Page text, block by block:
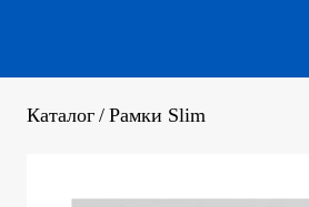
Каталог / Рамки Slim